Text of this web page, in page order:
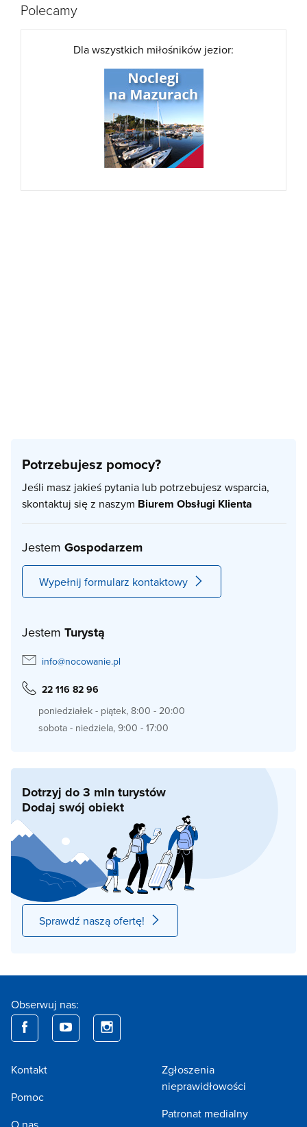
Polecamy
Dla wszystkich miłośników jezior:
Potrzebujesz pomocy?
Jeśli masz jakieś pytania lub potrzebujesz wsparcia,
skontaktuj się z naszym Biurem Obsługi Klienta
Jestem Gospodarzem
Wypełnij formularz kontaktowy
Jestem Turystą
info@nocowanie.pl
22 116 82 96
poniedziałek - piątek, 8:00 - 20:00
sobota - niedziela, 9:00 - 17:00
Dotrzyj do 3 mln turystów
Dodaj swój obiekt
Sprawdź naszą ofertę!
Obserwuj nas:
Kontakt
Pomoc
Zgłoszenia
nieprawidłowości
Patronat medialny